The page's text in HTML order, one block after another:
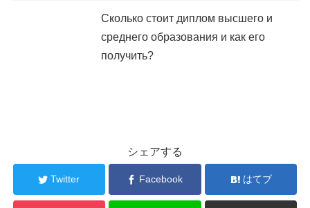
Сколько стоит диплом высшего и
среднего образования и как его
получить?
シェアする
Twitter Facebook はてブ